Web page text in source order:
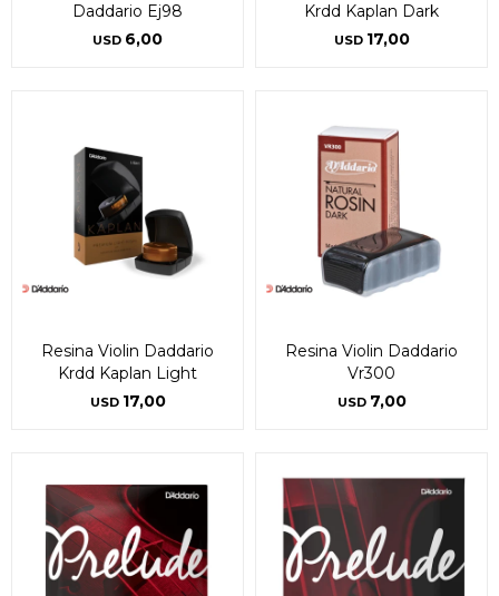
Daddario Ej98
USD 6,00
Krdd Kaplan Dark
USD 17,00
Resina Violin Daddario
Krdd Kaplan Light
USD 17,00
Resina Violin Daddario
Vr300
USD 7,00